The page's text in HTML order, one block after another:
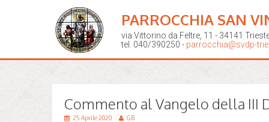
PARROCCHIA SAN
via Vittorino da Feltre, 11 - 34141
tel. 040/390250 - parrocchia@svdp-
Commento al Vangelo della III
25 Aprile 2020 GB